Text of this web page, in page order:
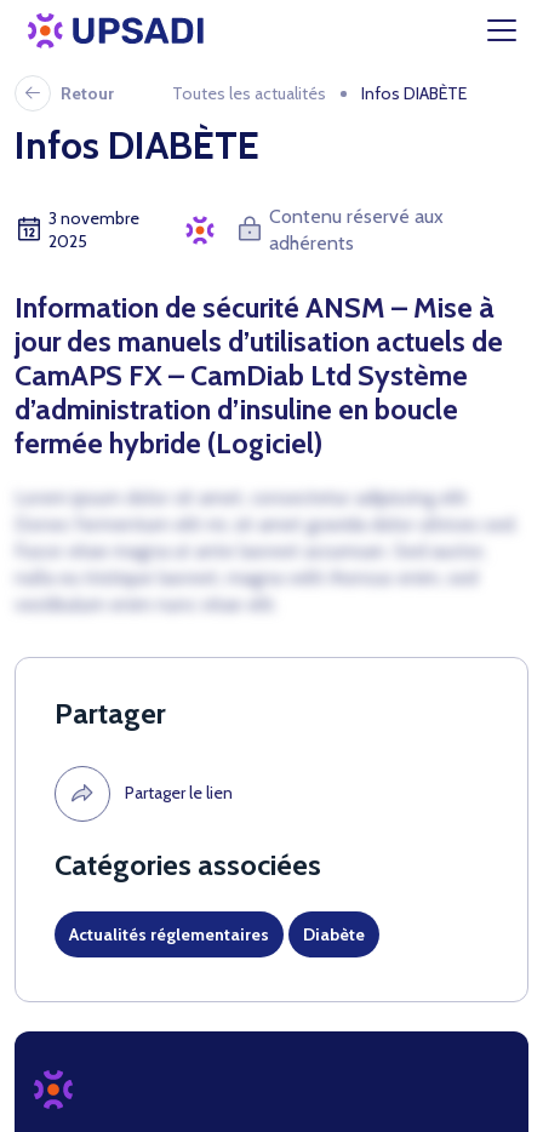
Retour Toutes les actualités Infos DIABÈTE
Infos DIABÈTE
3 novembre
2025
Contenu réservé aux
adhérents
Information de sécurité ANSM – Mise à
jour des manuels d’utilisation actuels de
CamAPS FX – CamDiab Ltd Système
d’administration d’insuline en boucle
fermée hybride (Logiciel)
Lorem ipsum dolor sit amet, consectetur adipiscing elit.
Donec fermentum elit mi, sit amet gravida dolor ultrices sed.
Fusce vitae magna ut ante laoreet accumsan. Sed auctor,
nulla eu tristique laoreet, magna velit rhoncus enim, sed
vestibulum enim nunc vitae elit.
Partager
Partager le lien
Catégories associées
Actualités réglementaires Diabète